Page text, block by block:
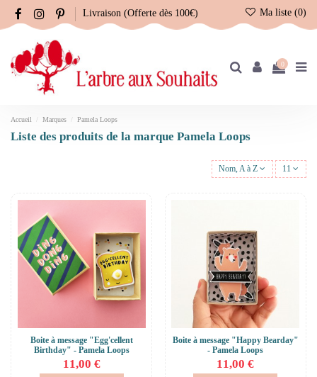
Livraison (Offerte dès 100€) Ma liste (0)
0
Accueil Marques Pamela Loops
Liste des produits de la marque Pamela Loops
Nom, A à Z 11
Boite à message "Egg'cellent
Birthday" - Pamela Loops
11,00 €
Boite à message "Happy Bearday"
- Pamela Loops
11,00 €